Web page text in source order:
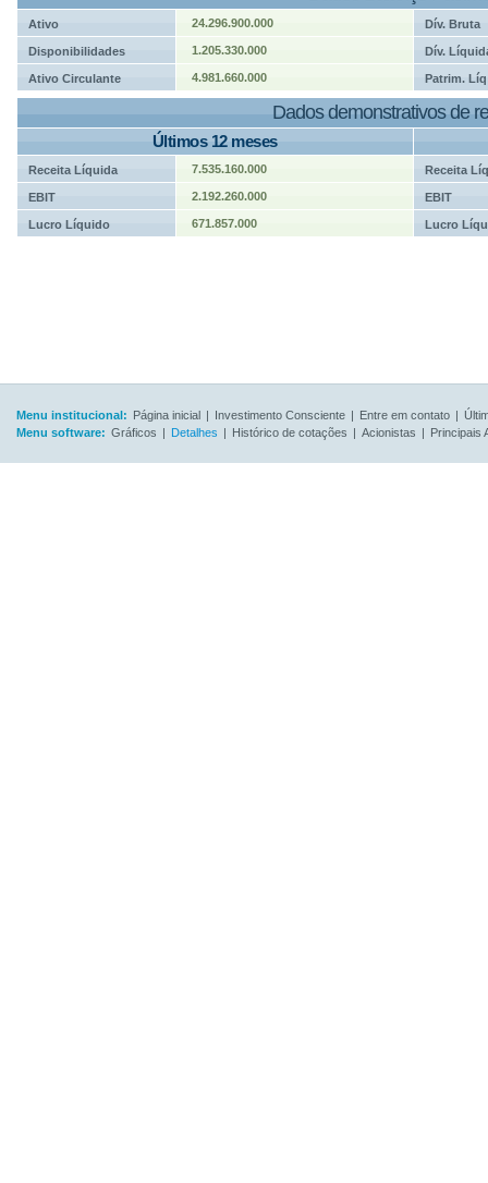
Ativo 24.296.900.000 Dív. Bruta
Disponibilidades 1.205.330.000 Dív.
Ativo Circulante 4.981.660.000 Patrim. Líq
Dados demonstrativos de
Últimos 12 meses
Receita Líquida 7.535.160.000 Receita
EBIT 2.192.260.000 EBIT
Lucro Líquido 671.857.000 Lucro
Menu institucional: Página inicial | Investimento Consciente | Entre em contato |
Menu software: Gráficos | Detalhes | Histórico de cotações | Acionistas | Principais